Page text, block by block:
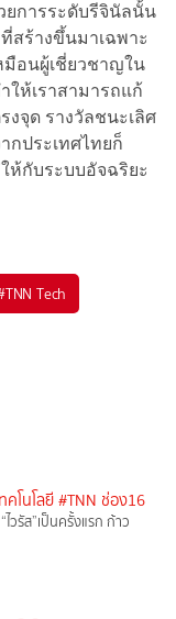
ยการระดับรีจินัลนั้น
สร้างขึ้นมาเฉพาะ
มือนผู้เชี่ยวชาญใน
ให้เราสามารถแก้
จุด รางวัลชนะเลิศ
กประเทศไทยก็
ห้กับระบบอัจฉริยะ
TNN Tech
คโนโลยี #TNN ช่อง16
ไวรัส”เป็นครั้งแรก ก้าว